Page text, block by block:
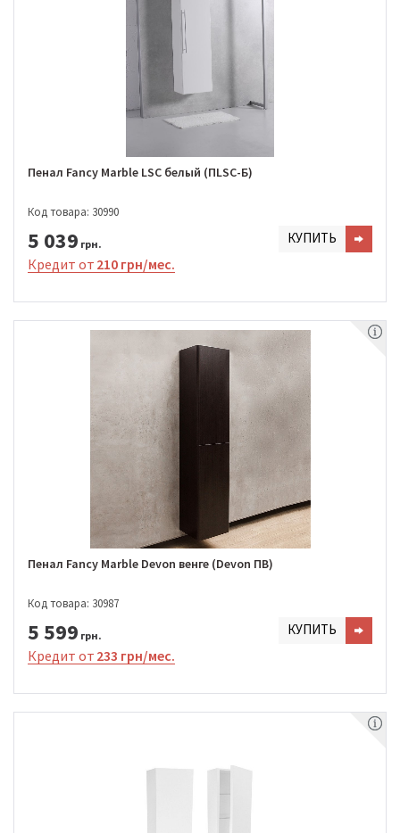
Пенал Fancy Marble LSC белый (ПLSC-Б)
Код товара: 30990
5 039 грн. КУПИТЬ
Кредит от 210 грн/мес.
Пенал Fancy Marble Devon венге (Devon ПВ)
Код товара: 30987
5 599 грн. КУПИТЬ
Кредит от 233 грн/мес.